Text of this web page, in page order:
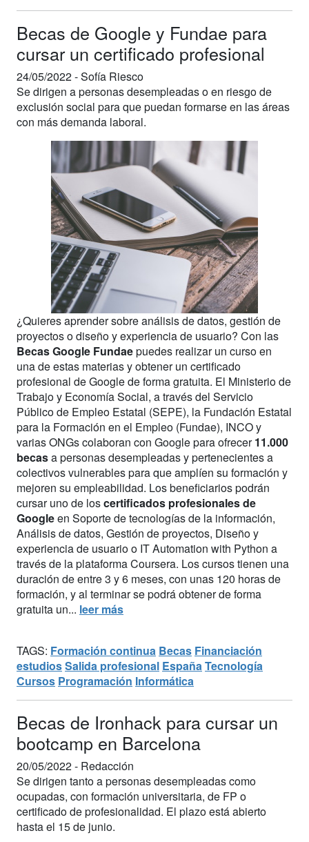
Becas de Google y Fundae para
cursar un certificado profesional
24/05/2022 -Sofía Riesco
Se dirigen a personas desempleadas o en riesgo de
exclusión social para que puedan formarse en las áreas
con más demanda laboral.
¿Quieres aprender sobre análisis de datos, gestión de
proyectos o diseño y experiencia de usuario? Con las
Becas Google Fundaepuedes realizar un curso en
una de estas materias y obtener un certificado
profesional de Google de forma gratuita. El Ministerio de
Trabajo y Economía Social, a través del Servicio
Público de Empleo Estatal (SEPE), la Fundación Estatal
para la Formación en el Empleo (Fundae), INCO y
varias ONGs colaboran con Google para ofrecer11.000
becasa personas desempleadas y pertenecientes a
colectivos vulnerables para que amplíen su formación y
mejoren su empleabilidad. Los beneficiarios podrán
cursar uno de loscertificados profesionales de
Googleen Soporte de tecnologías de la información,
Análisis de datos, Gestión de proyectos, Diseño y
experiencia de usuario o IT Automation with Python a
través de la plataforma Coursera. Los cursos tienen una
duración de entre 3 y 6 meses, con unas 120 horas de
formación, y al terminar se podrá obtener de forma
gratuita un... leer más
TAGS: Formación continua Becas Financiación
estudiosSalida profesional España Tecnología
Cursos Programación Informática
Becas de Ironhack para cursar un
bootcamp en Barcelona
20/05/2022 - Redacción
Se dirigen tanto a personas desempleadas como
ocupadas, con formación universitaria, de FP o
certificado de profesionalidad. El plazo está abierto
hasta el 15 de junio.